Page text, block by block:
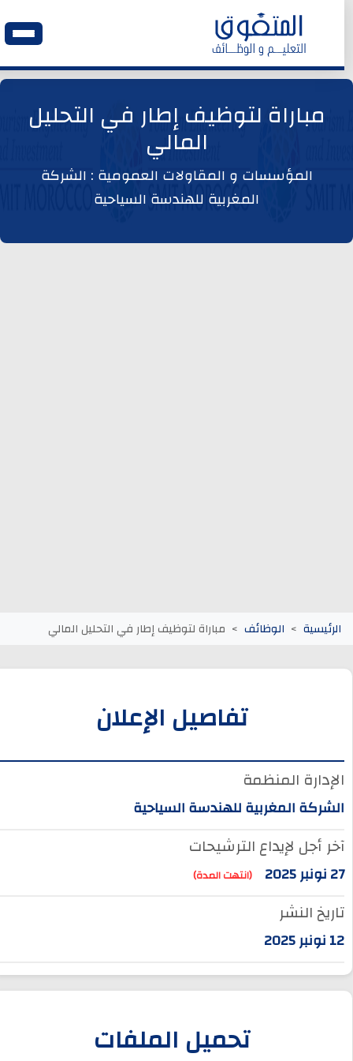
ابحث عن وظيفة
مباراة لتوظيف إطار في التحليل
المالي
المؤسسات و المقاولات العمومية : الشركة
المغربية للهندسة السياحية
الرئيسية الوظائف مباراة لتوظيف إطار في التحليل المالي
تفاصيل الإعلان
الإدارة المنظمة
الشركة المغربية للهندسة السياحية
آخر أجل لإيداع الترشيحات
27 نونبر 2025 (انتهت المدة)
تاريخ النشر
12 نونبر 2025
تحميل الملفات